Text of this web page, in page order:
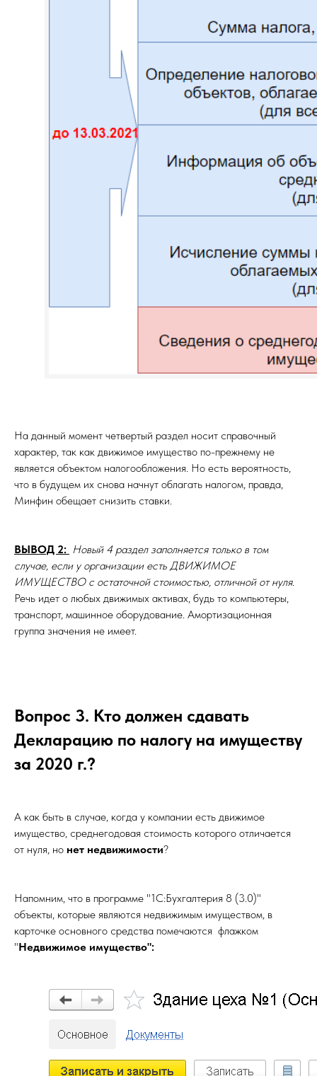
На данный момент четвертый раздел носит справочный
характер, так как движимое имущество по-прежнему не
является объектом налогообложения. Но есть вероятность,
что в будущем их снова начнут облагать налогом, правда,
Минфин обещает снизить ставки.
ВЫВОД 2: Новый 4 раздел заполняется только в том
случае, если у организации есть ДВИЖИМОЕ
ИМУЩЕСТВО с остаточной стоимостью, отличной от нуля.
Речь идет о любых движимых активах, будь то компьютеры,
транспорт, машинное оборудование. Амортизационная
группа значения не имеет.
Вопрос 3. Кто должен сдавать
Декларацию по налогу на имуществу
за 2020 г.?
А как быть в случае, когда у компании есть движимое
имущество, среднегодовая стоимость которого отличается
от нуля, но нет недвижимости?
Напомним, что в программе "1С:Бухгалтерия 8 (3.0)"
объекты, которые являются недвижимым имуществом, в
карточке основного средства помечаются флажком
"Недвижимое имущество":